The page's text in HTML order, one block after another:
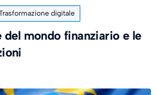
digitale
del mondo finanziario e le